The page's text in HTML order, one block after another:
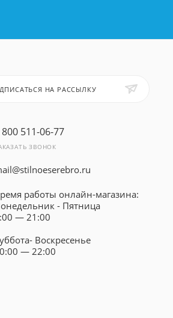
НА РАССЫЛКУ
511-06-77
ЗВОНОК
работы онлайн-магазина:
- Пятница
— 21:00
Воскресенье
— 22:00